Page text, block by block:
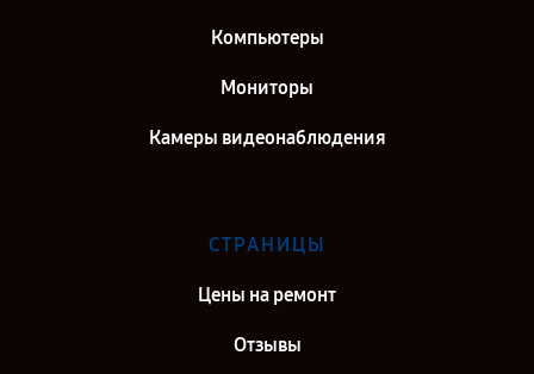
Компьютеры
Мониторы
Камеры видеонаблюдения
СТРАНИЦЫ
Цены на ремонт
Отзывы